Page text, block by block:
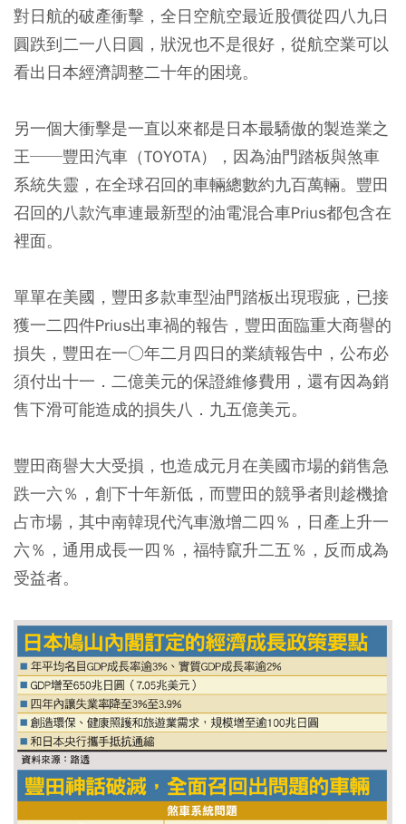
對日航的破產衝擊，全日空航空最近股價從四八九日
圓跌到二一八日圓，狀況也不是很好，從航空業可以
看出日本經濟調整二十年的困境。
另一個大衝擊是一直以來都是日本最驕傲的製造業之
王──豐田汽車（TOYOTA），因為油門踏板與煞車
系統失靈，在全球召回的車輛總數約九百萬輛。豐田
召回的八款汽車連最新型的油電混合車Prius都包含在
裡面。
單單在美國，豐田多款車型油門踏板出現瑕疵，已接
獲一二四件Prius出車禍的報告，豐田面臨重大商譽的
損失，豐田在一○年二月四日的業績報告中，公布必
須付出十一．二億美元的保證維修費用，還有因為銷
售下滑可能造成的損失八．九五億美元。
豐田商譽大大受損，也造成元月在美國市場的銷售急
跌一六％，創下十年新低，而豐田的競爭者則趁機搶
占市場，其中南韓現代汽車激增二四％，日產上升一
六％，通用成長一四％，福特竄升二五％，反而成為
受益者。